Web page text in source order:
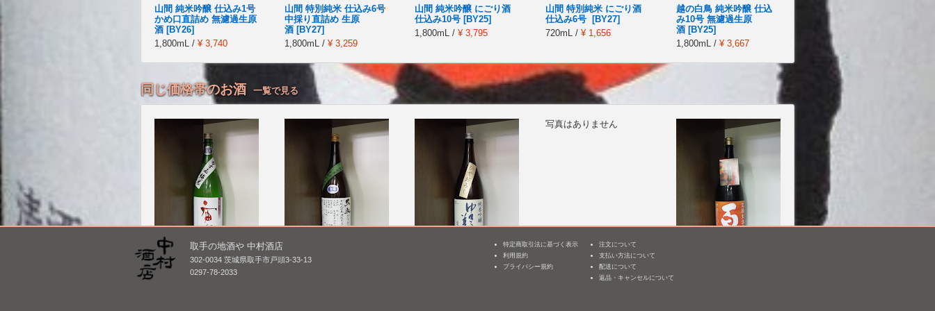
山間 純米吟醸 仕込み1号
かめ口直詰め 無濾過生原
酒 [BY26]
1,800mL / ¥ 3,740
山間 特別純米 仕込み6号
中採り直詰め 生原
酒 [BY27]
1,800mL / ¥ 3,259
山間 純米吟醸 にごり酒
仕込み10号 [BY25]
1,800mL / ¥ 3,795
山間 特別純米 にごり酒
仕込み6号 [BY27]
720mL / ¥ 1,656
越の白鳥 純米吟醸 仕込
み10号 無濾過生原
酒 [BY25]
1,800mL / ¥ 3,667
同じ価格帯のお酒 一覧で見る
宙狐 かすみ純米 生原
酒 [BY26]
久礼 特別純米 無濾過生
ゆきの美人 純米吟醸 愛
写真はありません
来福 特別純米 美郷錦
¥ 2,750
取手の地酒や 中村酒店
302-0034 茨城県取手市戸頭3-33-13
0297-78-2033
特定商取引法に基づく表示
利用規約
プライバシー規約
注文について
支払い方法について
配送について
返品・キャンセルについて